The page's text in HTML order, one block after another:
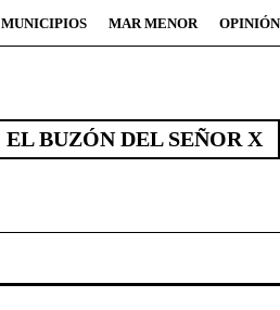
MUNICIPIOS MAR MENOR OPINIÓN
EL BUZÓN DEL SEÑOR X